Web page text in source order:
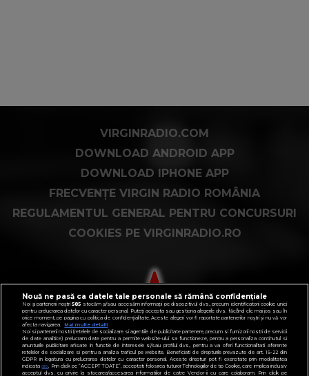
VIRGINRADIO.COM
DOWNLOAD ANDROID APP
DOWNLOAD IPHONE APP
FRECVENȚE VIRGIN RADIO ROMÂNIA
REGULAMENTUL GENERAL PENTRU CONCURSURI
COOKIES PE VIRGINRADIO.RO
Nouă ne pasă ca datele tale personale să rămână confidențiale
Noi și partenerii noștri585 stocăm și/sau accesăm informații pe dispozitivul dvs., precum identificatorii cookie unici
pentru prelucrarea datelor cu caracter personal. Puteți accepta sau gestiona alegerile dvs. făcând clic mai jos sau în
orice moment, pe pagina cu politica de confidențialitate. Aceste alegeri vor fi raportate partenerilor noștri și nu vă vor
afecta navigarea.
Mai multe detalii
Noi si partenerii nostri (retelele de socializare si agentiile de publicitate partenere, precum si furnizorii nostri de servicii
de date analitice) prelucram date pentru a permite website-ului sa functioneze, pentru a personaliza continutul si
anunturile publicitare afisate in functie de interesele si/sau profilul dvs., pentru a va oferi functionalitati aferente
retelelor de socializare si pentru a analiza traficul pe website. Beneficiati de drepturile prevazute de art. 15-22 din
GDPR in legatura cu prelucrarea datelor cu caracter personal. Aceste drepturi pot fi exercitate prin modalitatea
indicataaici. Prin click pe “ACCEPT TOATE”, acceptati folosirea tuturor Tehnologiilor de tip Cookie, care implica inclusiv
acceptul dvs. cu privire la stocarea/accesarea informatiilor de catre Vendor-ii cu care colaboram. Prin click pe